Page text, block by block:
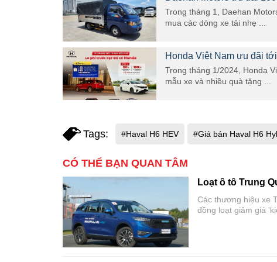
Trong tháng 1, Daehan
mua các dòng xe tải nhẹ ...
Honda Việt Nam ưu đãi
Trong tháng 1/2024, Honda
mẫu xe và nhiều quà tặng ...
Tags: #Haval H6 HEV #Giá bán Haval H6
CÓ THỂ BẠN QUAN TÂM
Loạt ô tô Trung
Các thương hiệu xe
đồng loạt giảm giá